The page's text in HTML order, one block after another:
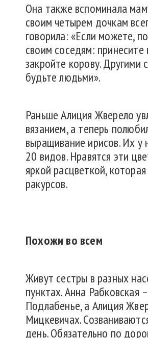
Она также вспоминала
своим четырем дочкам
говорила: «Если можете,
своим соседям: принесите
закройте корову. Другими
будьте людьми».
Раньше Алиция Жверело
вязанием, а теперь
выращивание ирисов. Их у
20 видов. Нравятся эти
яркой расцветкой,
ракурсов.
Похожи во всем
Живут сестры в разных
пунктах. Анна Рабковская
Подлабенье, а Алиция
Мицкевичах.
день. Обязательно по